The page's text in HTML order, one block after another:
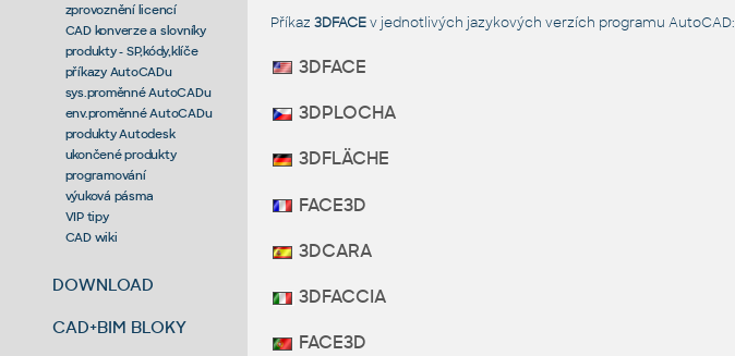
zprovoznění licencí
CAD konverze a slovníky
produkty - SP,kódy,klíče
příkazy AutoCADu
sys.proměnné AutoCADu
env.proměnné AutoCADu
produkty Autodesk
ukončené produkty
programování
výuková pásma
VIP tipy
CAD wiki
DOWNLOAD
CAD+BIM BLOKY
Příkaz 3DFACEv jednotlivých jazykových verzích programu AutoCAD:
3DFACE
3DPLOCHA
3DFLÄCHE
FACE3D
3DCARA
3DFACCIA
FACE3D